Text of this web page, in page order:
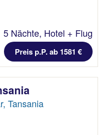
5 Nächte, Hotel + Flug
Preis p.P. ab 1581 €
Tansania